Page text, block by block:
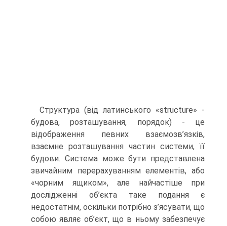
Структура (від латинського «structure» -
будова, розташування, порядок) - це
відображення певних взаємозв’язків,
взаємне розташування частин системи, її
будови. Система може бути представлена
звичайним перерахуванням елементів, або
«чорним ящиком», але найчастіше при
дослідженні об’єкта таке подання є
недостатнім, оскільки потрібно з’ясувати, що
собою являє об’єкт, що в ньому забезпечує